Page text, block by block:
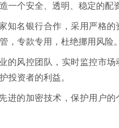
一个安全、透明、稳定的配
知名银行合作，采用严格的
，专款专用，杜绝挪用风险。
的风控团队，实时监控市场
投资者的利益。
进的加密技术，保护用户的